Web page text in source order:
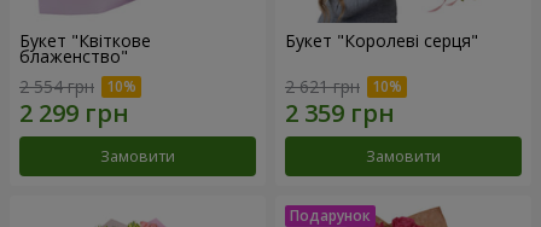
Букет "Квіткове
блаженство"
2 554 грн
Замовити
Букет "Королеві серця"
2 621 грн
Замовити